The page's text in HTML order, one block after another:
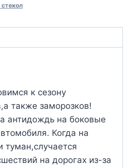
к сезону
также заморозков!
антидождь на боковые
Когда на
туман,случается
на дорогах из-за